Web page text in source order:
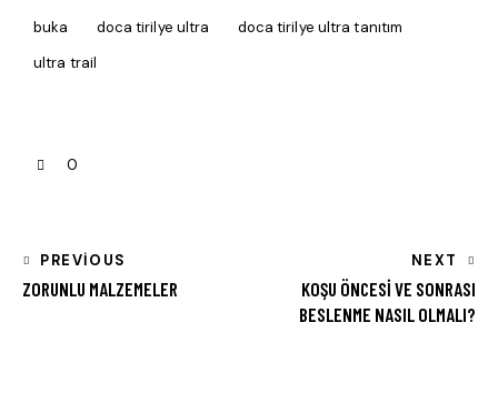
buka doca tirilye ultra
doca tirilye ultra tanıtım
ultra trail
0
PREVIOUS
ZORUNLU MALZEMELER
NEXT
KOŞU ÖNCESI VE SONRASI
BESLENME NASIL OLMALI?